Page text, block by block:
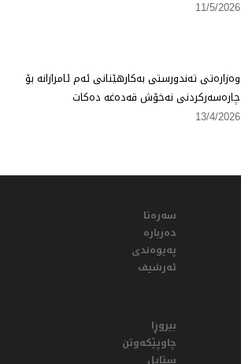
11/5/2026
وەزارەتی تەندورستی بەكارهێنانی ئەم ئامرازانە بۆ
چارەسەركردنی نەخۆش قەدەغە دەكات
13/4/2026
سەرەتا
دەربارە
پەیوەندی
ئەرشیف
بیروڕا
چاوپێکەوتن
ستایل